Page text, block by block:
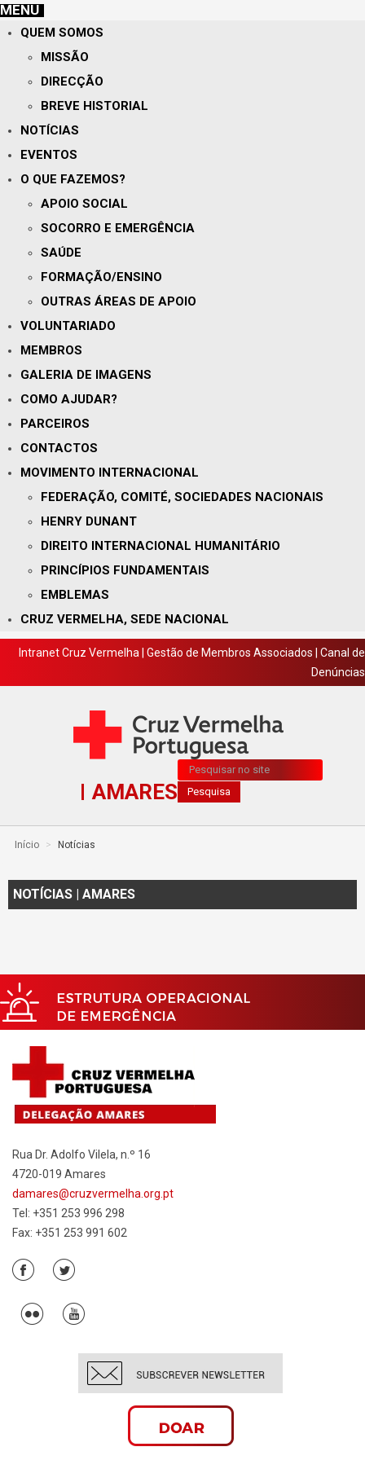
MENU
QUEM SOMOS
MISSÃO
DIRECÇÃO
BREVE HISTORIAL
NOTÍCIAS
EVENTOS
O QUE FAZEMOS?
APOIO SOCIAL
SOCORRO E EMERGÊNCIA
SAÚDE
FORMAÇÃO/ENSINO
OUTRAS ÁREAS DE APOIO
VOLUNTARIADO
MEMBROS
GALERIA DE IMAGENS
COMO AJUDAR?
PARCEIROS
CONTACTOS
MOVIMENTO INTERNACIONAL
FEDERAÇÃO, COMITÉ, SOCIEDADES NACIONAIS
HENRY DUNANT
DIREITO INTERNACIONAL HUMANITÁRIO
PRINCÍPIOS FUNDAMENTAIS
EMBLEMAS
CRUZ VERMELHA, SEDE NACIONAL
Intranet Cruz Vermelha Gestão de Membros Associados
Canal de
Denúncias
AMARES
Pesquisa...
Pesquisa
Início > Notícias
NOTÍCIAS | AMARES
Rua Dr. Adolfo Vilela, n.º 16
4720-019 Amares
damares@cruzvermelha.org.pt
Tel: +351 253 996 298
Fax: +351 253 991 602